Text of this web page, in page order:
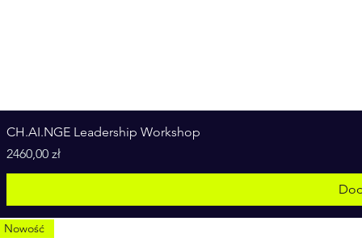
CH.AI.NGE Leadership Workshop
Cena
2460,00 zł
Nowość